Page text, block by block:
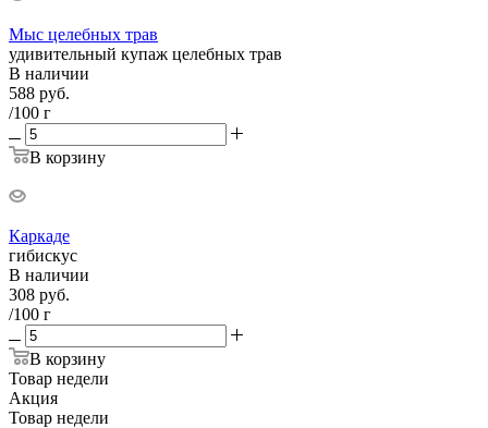
Мыс целебных трав
удивительный купаж целебных трав
В наличии
588 руб.
/100 г
В корзину
Каркаде
гибискус
В наличии
308 руб.
/100 г
В корзину
Товар недели
Акция
Товар недели